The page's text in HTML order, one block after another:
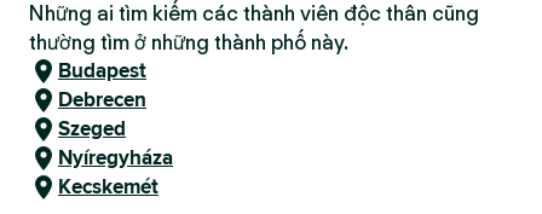
Những ai tìm kiếm các thành viên độc thân cũng
thường tìm ở những thành phố này.
Budapest
Debrecen
Szeged
Nyíregyháza
Kecskemét